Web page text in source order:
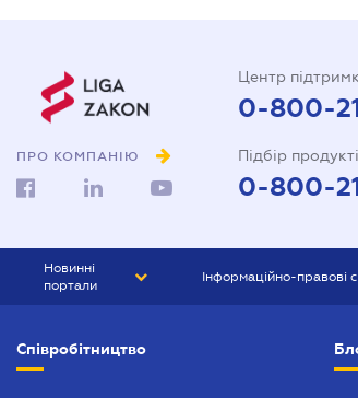
ПРО КОМПАНІЮ
Центр
0-800-
Підбір
0-800-
Новинні
портали
БІЗНЕС
Інформаційно-правові
Співробітництво